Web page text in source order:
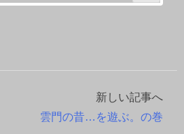
新しい記事へ
雲門の昔…を遊ぶ。の巻